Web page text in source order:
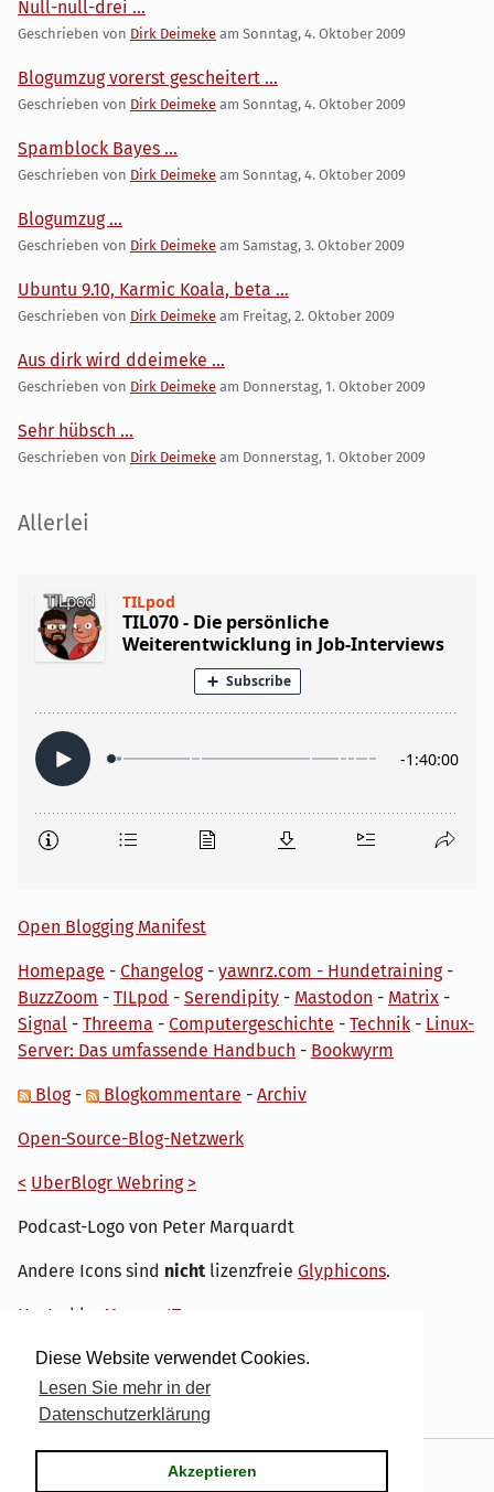
Diese Website verwendet Cookies.
Lesen Sie mehr in der
Datenschutzerklärung
Akzeptieren
Null-null-drei ...
Geschrieben von Dirk Deimeke am Sonntag, 4. Oktober 2009
Blogumzug vorerst gescheitert ...
Geschrieben von Dirk Deimeke am Sonntag, 4. Oktober 2009
Spamblock Bayes ...
Geschrieben von Dirk Deimeke am Sonntag, 4. Oktober 2009
Blogumzug ...
Geschrieben von Dirk Deimeke am Samstag, 3. Oktober 2009
Ubuntu 9.10, Karmic Koala, beta ...
Geschrieben von Dirk Deimeke am Freitag, 2. Oktober 2009
Aus dirk wird ddeimeke ...
Geschrieben von Dirk Deimeke am Donnerstag, 1. Oktober 2009
Sehr hübsch ...
Geschrieben von Dirk Deimeke am Donnerstag, 1. Oktober 2009
Seitenleiste
Allerlei
Open Blogging Manifest
Homepage - Changelog- yawnrz.com - Hundetraining-
BuzzZoom - TILpod - Serendipity - Mastodon - Matrix -
Signal - Threema - Computergeschichte - Technik - Linux-
Server: Das umfassende Handbuch - Bookwyrm
Blog- Blogkommentare - Archiv
Open-Source-Blog-Netzwerk
< UberBlogr Webring >
Podcast-Logo von Peter Marquardt
Andere Icons sind nicht lizenzfreie Glyphicons.
Hosted by My own IT.
Serendipity& the dirk